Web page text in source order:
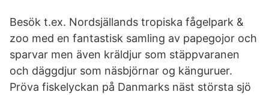
Besök t.ex. Nordsjällands tropiska fågelpark &
zoo med en fantastisk samling av papegojor och
sparvar men även kräldjur som stäppvaranen
och däggdjur som näsbjörnar og känguruer.
Pröva fiskelyckan på Danmarks näst största sjö